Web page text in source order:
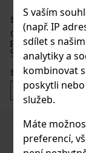
S vaším
(např. IP
sdílet s
analytiky a
kombinovat
poskytli
služeb.
Máte
preferencí,
5 ks)
jsou dražé bez
dlouhotrvající
s uzavíratelným
takže budete